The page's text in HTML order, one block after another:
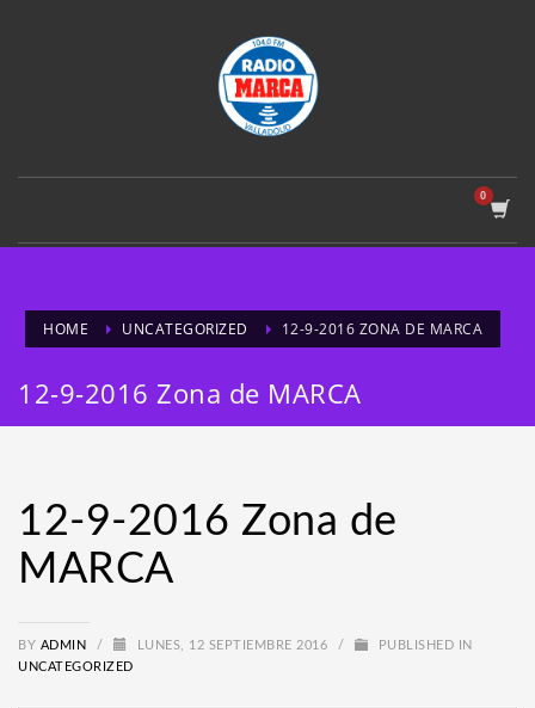
HOME UNCATEGORIZED 12-9-2016 ZONA DE MARCA
12-9-2016 Zona de MARCA
12-9-2016 Zona de
MARCA
BY ADMIN / LUNES, 12 SEPTIEMBRE 2016 /
PUBLISHED IN
UNCATEGORIZED